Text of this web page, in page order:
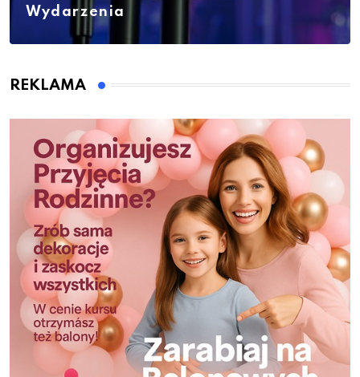
Wydarzenia
REKLAMA